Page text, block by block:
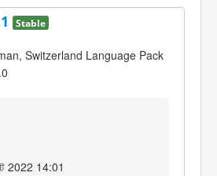
Stable
Switzerland Language Pack
2022 14:01